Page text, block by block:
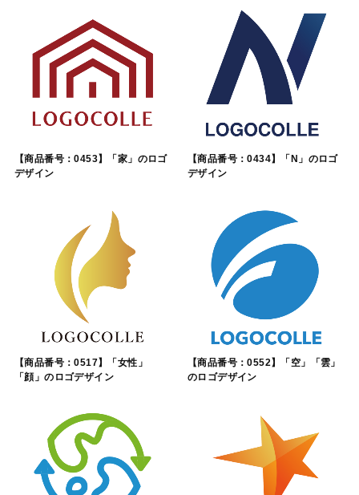
【商品番号：0453】「家」のロゴ
デザイン
【商品番号：0434】「N」のロゴ
デザイン
【商品番号：0517】「女性」
「顔」のロゴデザイン
【商品番号：0552】「空」「雲」
のロゴデザイン